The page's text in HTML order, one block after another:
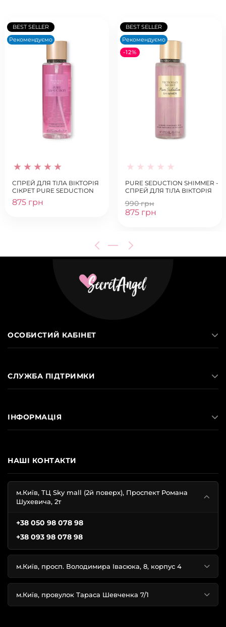
BEST SELLER
Рекомендуємо
СПРЕЙ ДЛЯ ТІЛА ВІКТОРІЯ
СІКРЕТ PURE SEDUCTION
875 грн
BEST SELLER
Рекомендуємо
-12%
PURE SEDUCTION SHIMMER -
СПРЕЙ ДЛЯ ТІЛА ВІКТОРІЯ
990 грн
875 грн
НАШІ КОНТАКТИ
м.Київ, ТЦ Sky mall (2й поверх), Проспект Романа
Шухевича, 2т
+38 050 98 078 98
+38 093 98 078 98
м.Київ, просп. Володимира Івасюка, 8, корпус 4
м.Київ, провулок Тараса Шевченка 7/1
ОСОБИСТИЙ КАБІНЕТ
СЛУЖБА ПІДТРИМКИ
ІНФОРМАЦІЯ